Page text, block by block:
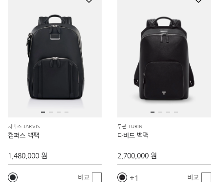
자비스 JARVIS
캠퍼스 백팩
1,480,000 원
비교
투린 TURIN
다비드 백팩
2,700,000 원
1 비교